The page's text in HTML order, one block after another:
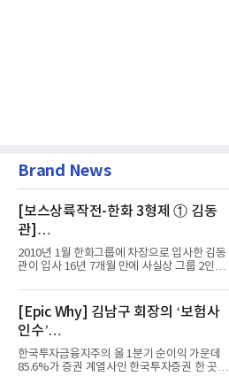
Brand News
[보스상륙작전-한화 3형제 ① 김동
관]
입사 16년 만에 수석부회장 … 경영승
계 ‘초읽기’
2010년 1월 한화그룹에 차장으로 입사한 김동
관이 입사 16년 7개월 만에 사실상 그룹 2인자
[Epic Why] 김남구 회장의 ‘보험사
인수’
발걸음이 신중해진 배경은?
한국투자금융지주의 올 1분기 순이익 가운데
85.6%가 증권 계열사인 한국투자증권 한 곳에